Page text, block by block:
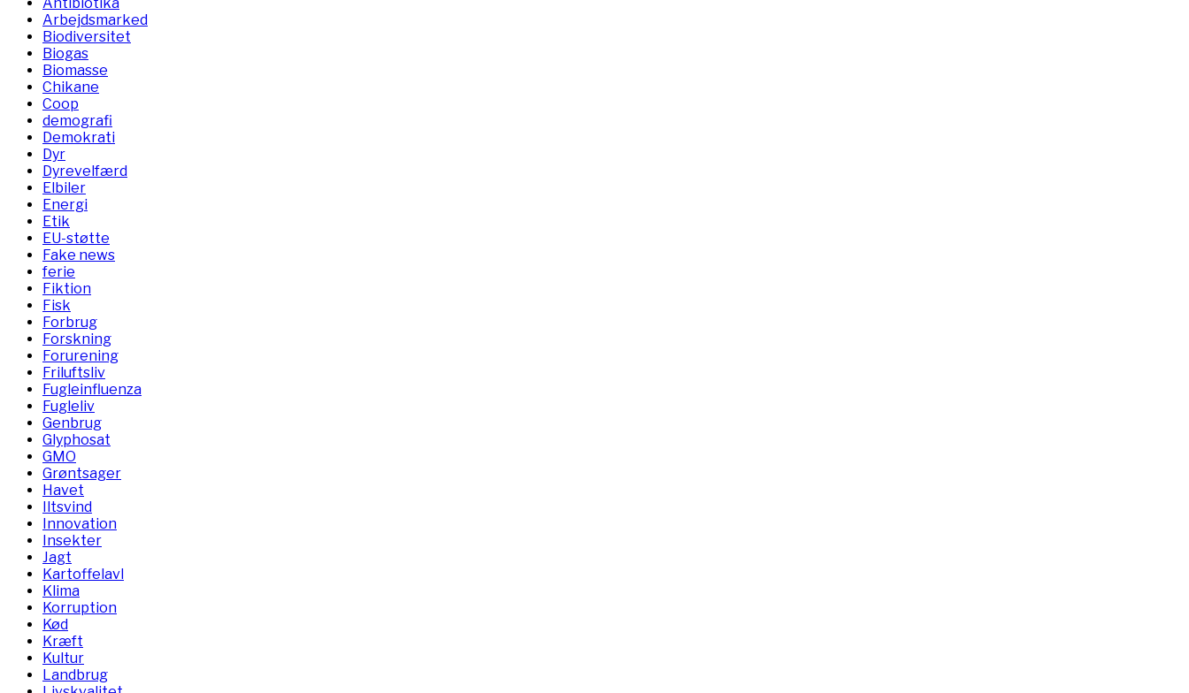
Arbejdsmarked
Biodiversitet
Biogas
Biomasse
Chikane
Coop
demografi
Demokrati
Dyr
Dyrevelfærd
Elbiler
Energi
Etik
EU-støtte
Fake news
ferie
Fiktion
Fisk
Forbrug
Forskning
Forurening
Friluftsliv
Fugleinfluenza
Fugleliv
Genbrug
Glyphosat
GMO
Grøntsager
Havet
Iltsvind
Innovation
Insekter
Jagt
Kartoffelavl
Klima
Korruption
Kød
Kræft
Kultur
Landbrug